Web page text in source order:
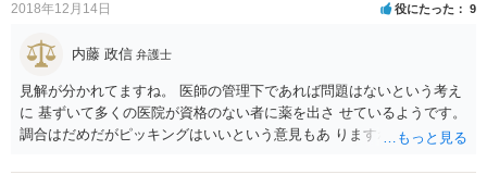
2018年12月14日 役にたった 9
内藤 政信 弁護士
見解が分かれてますね。 医師の管理下であれば問題はないという考え
に 基ずいて多くの医院が資格のない者に薬を出さ せているようです。
調合はだめだがピッキングはいいという意見もあ りますね。 また患者
いますね。 院外とではかなり金額が低くなるようです。 したがって、